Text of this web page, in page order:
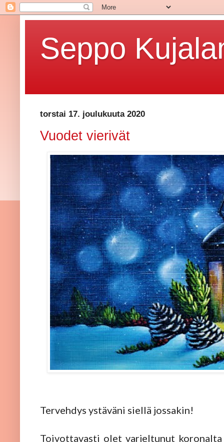
Seppo
torstai 17. joulukuuta 2020
Vuodet vierivät
Tervehdys ystäväni siellä jossakin!
Toivottavasti olet varjeltunut